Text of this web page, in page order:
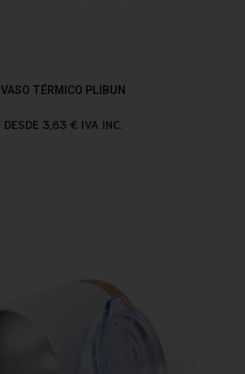
VASO TÉRMICO PLIBUN
DESDE 3,63 € IVA INC.